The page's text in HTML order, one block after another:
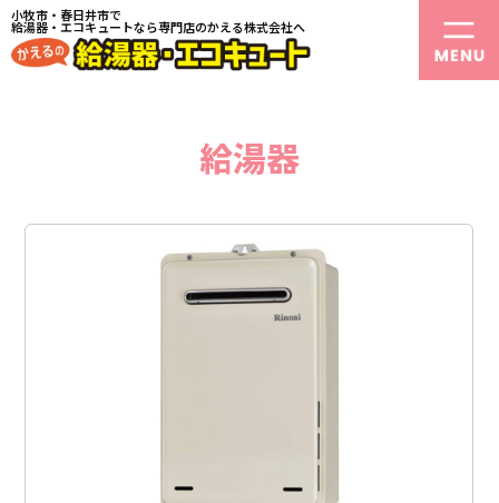
小牧市・春日井市で
給湯器・エコキュートなら専門店のかえる株式会社へ
給湯器